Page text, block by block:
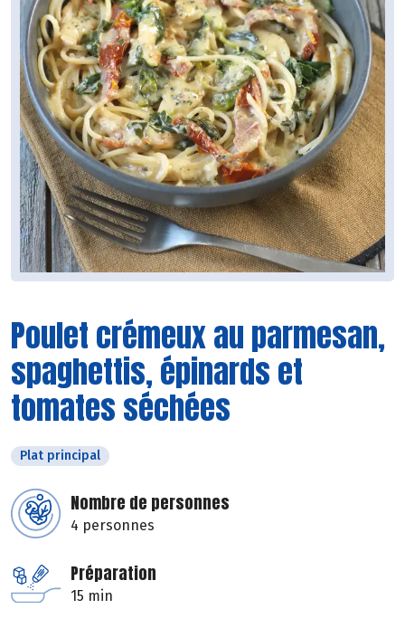
Poulet crémeux au parmesan,
spaghettis, épinards et
tomates séchées
Plat principal
Nombre de personnes
4 personnes
Préparation
15 min